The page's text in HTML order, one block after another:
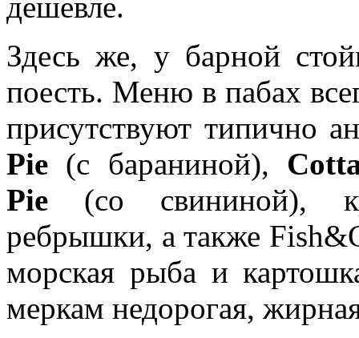
Здесь же, у барной
поесть. Меню в пабах
присутствуют типично
Pie (с бараниной),
Pie (со свининой),
ребрышки, а также
морская рыба и
меркам недорогая,